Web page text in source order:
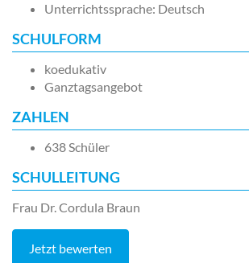
Unterrichtssprache: Deutsch
SCHULFORM
koedukativ
Ganztagsangebot
ZAHLEN
638 Schüler
SCHULLEITUNG
Frau Dr. Cordula Braun
Jetzt bewerten